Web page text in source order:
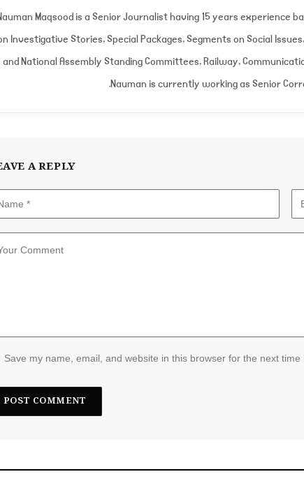
Maqsood is a Senior Journalist having 15 years experience
Investigative Stories, Special Packages, Segments on Social
and National Assembly Standing Committees, Railway,
Nauman is currently working as Senior
A REPLY
Save my name, email, and website in this browser for the next time